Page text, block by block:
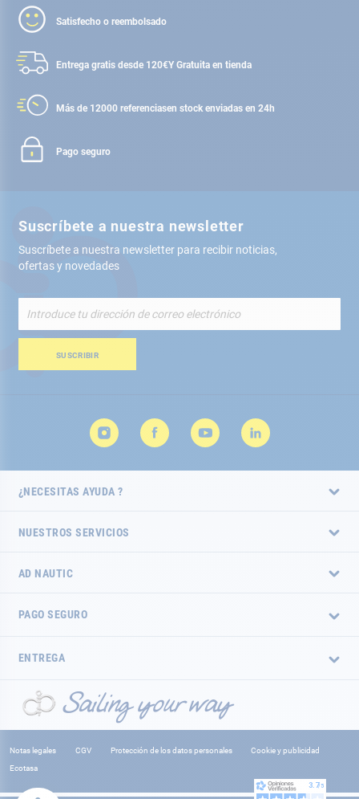
Satisfecho o reembolsado
Entrega gratis desde 120€Y Gratuita en tienda
Más de 12000 referenciasen stock enviadas en 24h
Pago seguro
Suscríbete a nuestra newsletter
Suscríbete a nuestra newsletter para recibir noticias,
ofertas y novedades
nuestro
de
SUSCRIBIR
¿NECESITAS AYUDA ?
NUESTROS SERVICIOS
AD NAUTIC
PAGO SEGURO
ENTREGA
Notas legales CGV Protección de los datos personales
Cookie y publicidad
Ecotasa